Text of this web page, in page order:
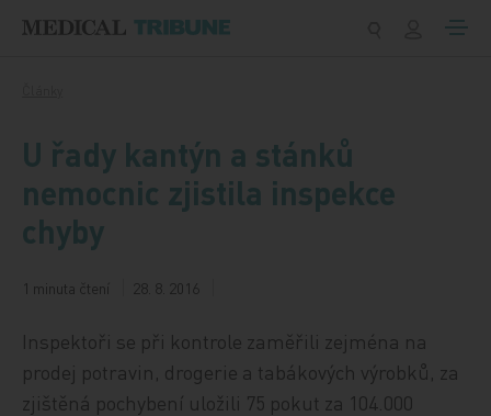
U řady kantýn a stánků
nemocnic zjistila inspekce
chyby
1 minuta čtení 28. 8. 2016
Inspektoři se při kontrole zaměřili zejména na
prodej potravin, drogerie a tabákových výrobků, za
zjištěná pochybení uložili 75 pokut za 104.000